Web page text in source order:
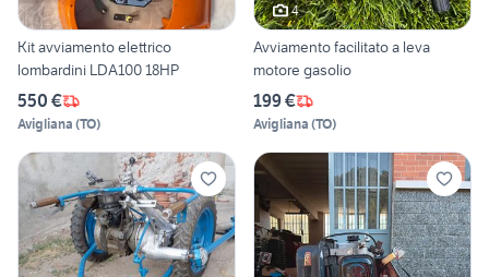
Kit avviamento elettrico
lombardini LDA100 18HP
550 €
Avigliana (TO)
4
Avviamento facilitato a leva
motore gasolio
199 €
Avigliana (TO)